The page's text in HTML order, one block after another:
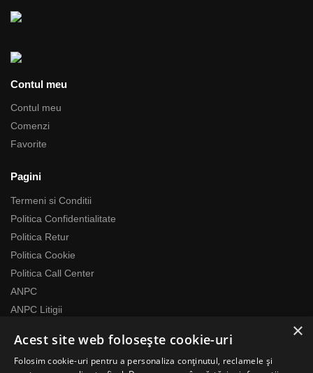
Contul meu
Contul meu
Comenzi
Favorite
Pagini
Termeni si Conditii
Politica Confidentialitate
Politica Retur
Politica Cookie
Politica Call Center
ANPC
ANPC Litigii
Despre noi
Echipa RomaniaMag este la dispozitia ta
×
Acest site web folosește cookie-uri
Folosim cookie-uri pentru a personaliza conținutul, reclamele și